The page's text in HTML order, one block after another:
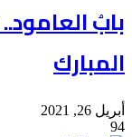
بابُ
المبارك
أبريل 26, 2021
94